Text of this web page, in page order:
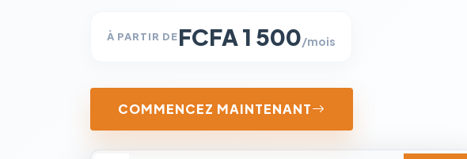
À PARTIR DEFCFA 1 500/mois
COMMENCEZ MAINTENANT